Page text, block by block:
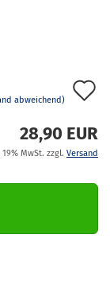
abweichend)
28,90 EUR
MwSt. zzgl. Versand